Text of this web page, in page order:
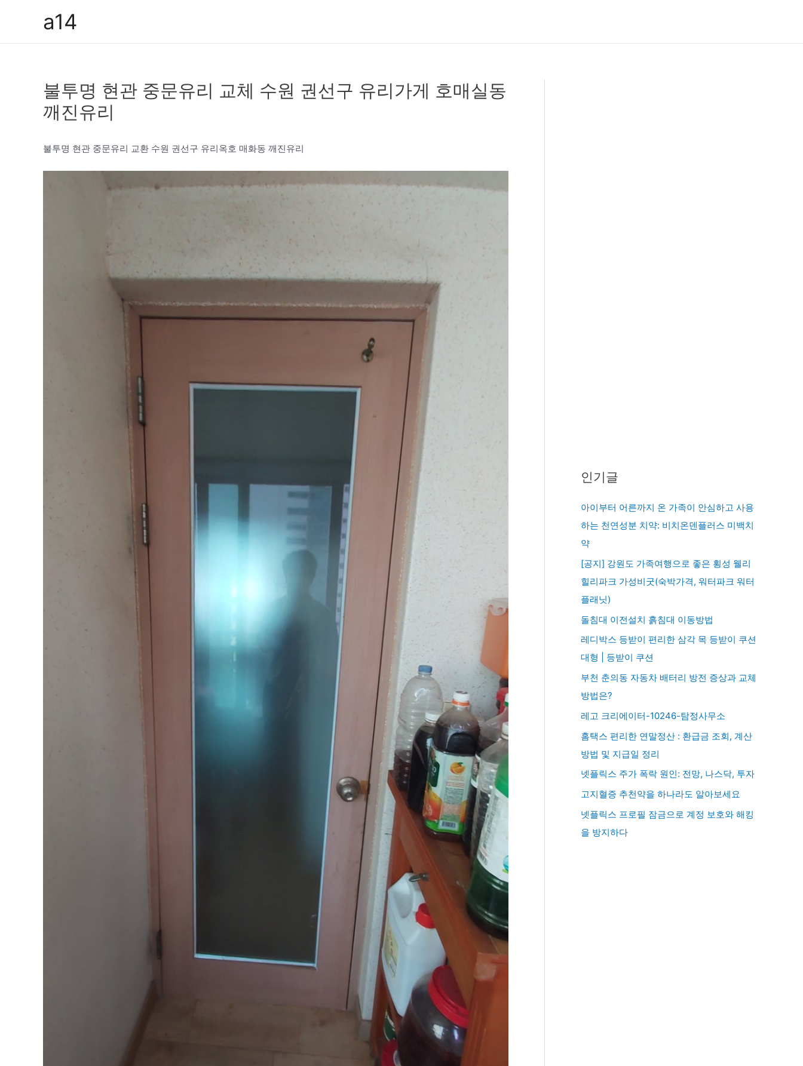
a14
불투명 현관 중문유리 교체 수원 권선구 유리가게 호매실동
깨진유리
불투명 현관 중문유리 교환 수원 권선구 유리옥호 매화동 깨진유리
인기글
아이부터 어른까지 온 가족이 안심하고 사용
하는 천연성분 치약: 비치온덴플러스 미백치
약
[공지] 강원도 가족여행으로 좋은 횡성 웰리
힐리파크 가성비굿(숙박가격, 워터파크 워터
플래닛)
돌침대 이전설치 흙침대 이동방법
레디박스 등받이 편리한 삼각 목 등받이 쿠션
대형 | 등받이 쿠션
부천 춘의동 자동차 배터리 방전 증상과 교체
방법은?
레고 크리에이터-10246-탐정사무소
홈택스 편리한 연말정산 : 환급금 조회, 계산
방법 및 지급일 정리
넷플릭스 주가 폭락 원인: 전망, 나스닥, 투자
고지혈증 추천약을 하나라도 알아보세요
넷플릭스 프로필 잠금으로 계정 보호와 해킹
을 방지하다